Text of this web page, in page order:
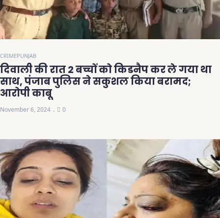
CRIMEPUNJAB
दिवाली की रात 2 बच्चों को किडनैप कर ले गया था
साथ, पंजाब पुलिस ने सकुशल किया बरामद;
आरोपी काबू
November 6, 2024 0